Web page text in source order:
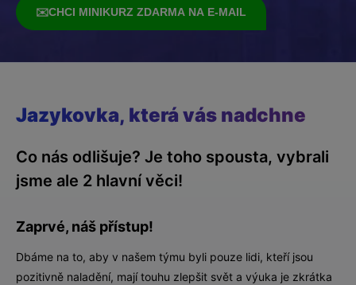
✉️CHCI MINIKURZ ZDARMA NA E-MAIL
Jazykovka, která vás nadchne
Co nás odlišuje? Je toho spousta, vybrali
jsme ale 2 hlavní věci!
Zaprvé, náš přístup!
Dbáme na to, aby v našem týmu byli pouze lidi, kteří jsou
pozitivně naladění, mají touhu zlepšit svět a výuka je zkrátka